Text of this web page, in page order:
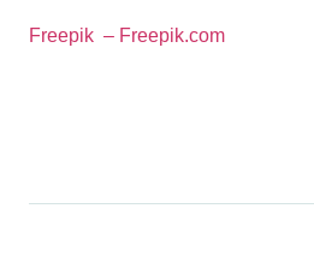
Freepik – Freepik.com